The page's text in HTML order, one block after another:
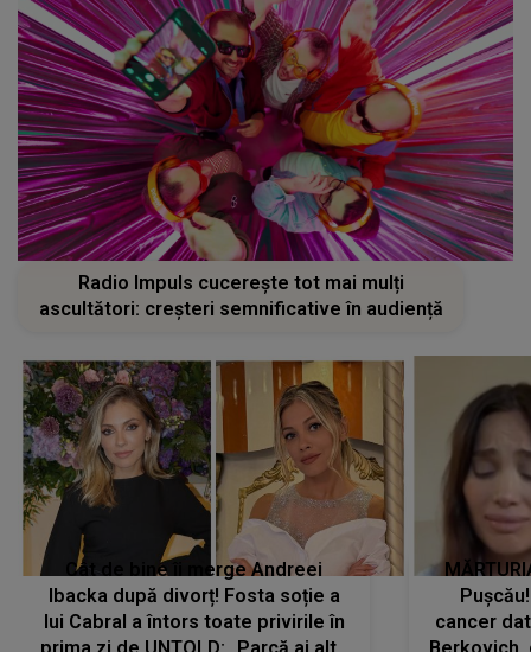
Radio Impuls cucerește tot mai mulți
ascultători: creșteri semnificative în audiență
Cât de bine îi merge Andreei
Ibacka după divorț! Fosta soție a
lui Cabral a întors toate privirile în
cancer